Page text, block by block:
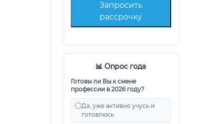
Запросить
рассрочку
📊 Опрос года
Готовы ли Вы к смене
профессии в 2026 году?
Да, уже активно учусь и
готовлюсь